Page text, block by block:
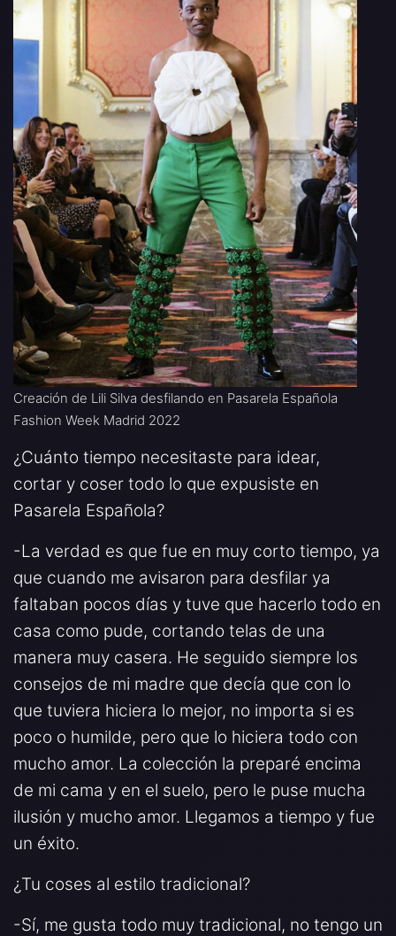
Creación de Lili Silva desfilando en Pasarela Española
Fashion Week Madrid 2022
¿Cuánto tiempo necesitaste para idear,
cortar y coser todo lo que expusiste en
Pasarela Española?
-La verdad es que fue en muy corto tiempo, ya
que cuando me avisaron para desfilar ya
faltaban pocos días y tuve que hacerlo todo en
casa como pude, cortando telas de una
manera muy casera. He seguido siempre los
consejos de mi madre que decía que con lo
que tuviera hiciera lo mejor, no importa si es
poco o humilde, pero que lo hiciera todo con
mucho amor. La colección la preparé encima
de mi cama y en el suelo, pero le puse mucha
ilusión y mucho amor. Llegamos a tiempo y fue
un éxito.
¿Tu coses al estilo tradicional?
-Sí, me gusta todo muy tradicional, no tengo un